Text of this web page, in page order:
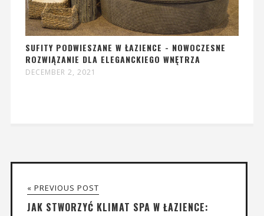
SUFITY PODWIESZANE W ŁAZIENCE - NOWOCZESNE
ROZWIĄZANIE DLA ELEGANCKIEGO WNĘTRZA
DECEMBER 2, 2021
« PREVIOUS POST
JAK STWORZYĆ KLIMAT SPA W ŁAZIENCE: